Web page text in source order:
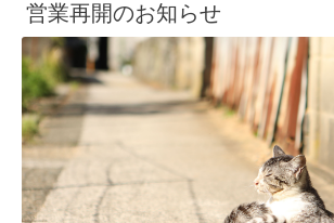
営業再開のお知らせ